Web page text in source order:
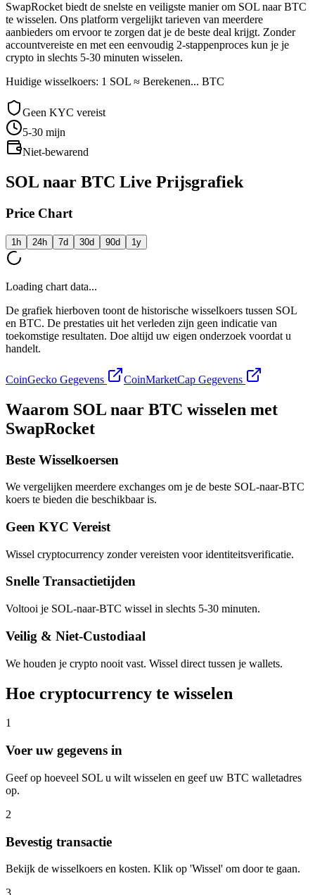
SwapRocket biedt de snelste en veiligste manier om SOL naar BTC
te wisselen. Ons platform vergelijkt tarieven van meerdere
aanbieders om ervoor te zorgen dat je de beste deal krijgt. Zonder
accountvereiste en met een eenvoudig 2-stappenproces kun je je
crypto in slechts 5-30 minuten wisselen.
Huidige wisselkoers: 1 SOL ≈ Berekenen... BTC
Geen KYC vereist
5-30 mijn
Niet-bewarend
SOL naar BTC Live Prijsgrafiek
Price Chart
1h 24h 7d 30d 90d 1y
Loading chart data...
De grafiek hierboven toont de historische wisselkoers tussen SOL
en BTC. De prestaties uit het verleden zijn geen indicatie van
toekomstige resultaten. Doe altijd uw eigen onderzoek voordat u
handelt.
CoinGecko Gegevens CoinMarketCap Gegevens
Waarom SOL naar BTC wisselen met
SwapRocket
Beste Wisselkoersen
We vergelijken meerdere exchanges om je de beste SOL-naar-BTC
koers te bieden die beschikbaar is.
Geen KYC Vereist
Wissel cryptocurrency zonder vereisten voor identiteitsverificatie.
Snelle Transactietijden
Voltooi je SOL-naar-BTC wissel in slechts 5-30 minuten.
Veilig & Niet-Custodiaal
We houden je crypto nooit vast. Wissel direct tussen je wallets.
Hoe cryptocurrency te wisselen
1
Voer uw gegevens in
Geef op hoeveel SOL u wilt wisselen en geef uw BTC walletadres
op.
2
Bevestig transactie
Bekijk de wisselkoers en kosten. Klik op 'Wissel' om door te gaan.